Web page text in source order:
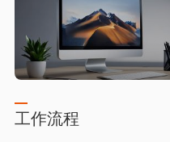
工作流程